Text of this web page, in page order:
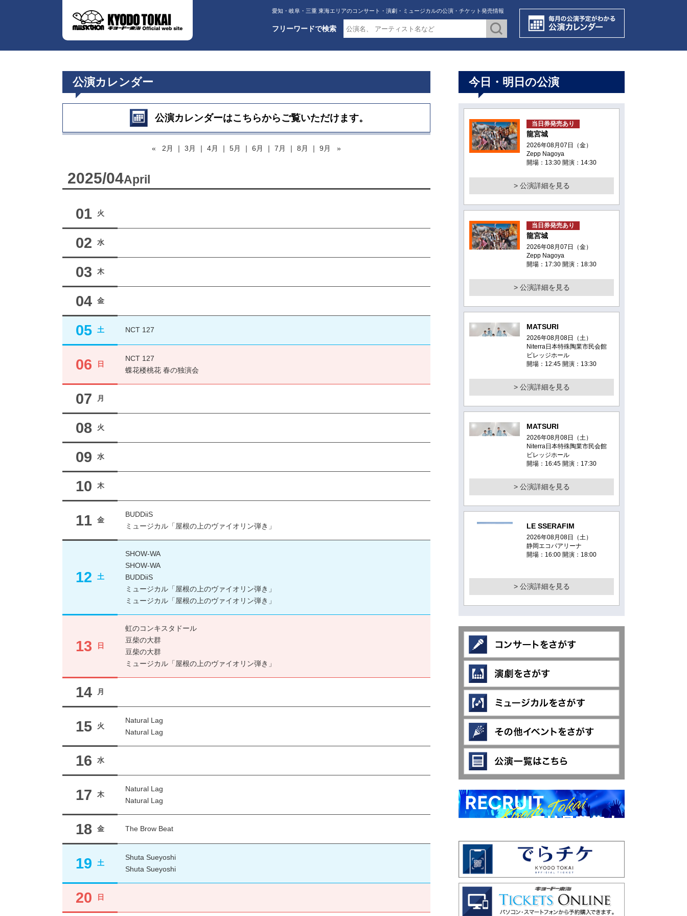
愛知・岐阜・三重 東海エリアのコンサート・演劇・ミュージカルの公演・チケット発売情報
フリーワードで検索
公演カレンダー
公演カレンダーはこちらからご覧いただけます。
« 2月 ｜ 3月 ｜ 4月 ｜ 5月 ｜ 6月 ｜ 7月 ｜ 8月 ｜ 9月 »
2025/04April
01 火
02 水
03 木
04 金
05 土 NCT 127
06 日
NCT 127
蝶花楼桃花 春の独演会
07 月
08 火
09 水
10 木
11 金
BUDDiiS
ミュージカル「屋根の上のヴァイオリン弾き」
12 土
SHOW-WA
SHOW-WA
BUDDiiS
ミュージカル「屋根の上のヴァイオリン弾き」
ミュージカル「屋根の上のヴァイオリン弾き」
13 日
虹のコンキスタドール
豆柴の大群
豆柴の大群
ミュージカル「屋根の上のヴァイオリン弾き」
14 月
15 火
Natural Lag
Natural Lag
16 水
17 木
Natural Lag
Natural Lag
18 金 The Brow Beat
19 土
Shuta Sueyoshi
Shuta Sueyoshi
20 日
今日・明日の公演
当日券発売あり
龍宮城
2026年08月07日（金）
Zepp Nagoya
開場：13:30 開演：14:30
> 公演詳細を見る
当日券発売あり
龍宮城
2026年08月07日（金）
Zepp Nagoya
開場：17:30 開演：18:30
> 公演詳細を見る
MATSURI
2026年08月08日（土）
Niterra日本特殊陶業市民会館
ビレッジホール
開場：12:45 開演：13:30
> 公演詳細を見る
MATSURI
2026年08月08日（土）
Niterra日本特殊陶業市民会館
ビレッジホール
開場：16:45 開演：17:30
> 公演詳細を見る
LE SSERAFIM
2026年08月08日（土）
静岡エコパアリーナ
開場：16:00 開演：18:00
> 公演詳細を見る